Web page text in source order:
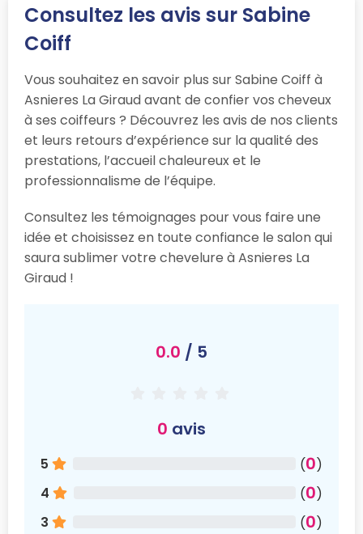
Consultez les avis sur Sabine
Coiff
Vous souhaitez en savoir plus sur Sabine Coiff à
Asnieres La Giraud avant de confier vos cheveux
à ses coiffeurs ? Découvrez les avis de nos clients
et leurs retours d’expérience sur la qualité des
prestations, l’accueil chaleureux et le
professionnalisme de l’équipe.
Consultez les témoignages pour vous faire une
idée et choisissez en toute confiance le salon qui
saura sublimer votre chevelure à Asnieres La
Giraud !
0.0 / 5
0 avis
5 (0)
4
(0)
3
(0)